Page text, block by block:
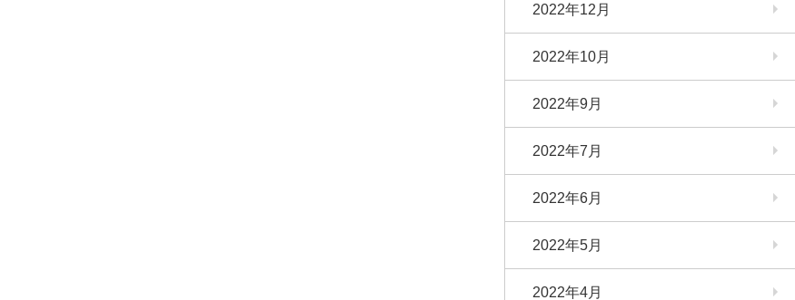
2022年12月
2022年10月
2022年9月
2022年7月
2022年6月
2022年5月
2022年4月